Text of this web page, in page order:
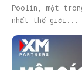
Poolin, một
nhất thế giới...